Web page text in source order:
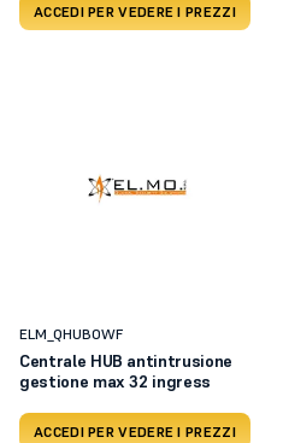
ACCEDI PER VEDERE I PREZZI
ELM_QHUBOWF
Centrale HUB antintrusione
gestione max 32 ingress
ACCEDI PER VEDERE I PREZZI